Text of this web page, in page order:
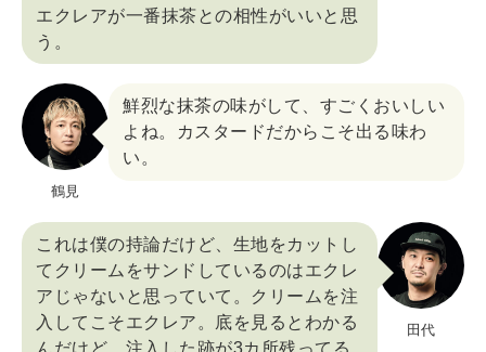
エクレアが一番抹茶との相性がいいと思
う。
鶴見
鮮烈な抹茶の味がして、すごくおいしい
よね。カスタードだからこそ出る味わ
い。
田代
これは僕の持論だけど、生地をカットし
てクリームをサンドしているのはエクレ
アじゃないと思っていて。クリームを注
入してこそエクレア。底を見るとわかる